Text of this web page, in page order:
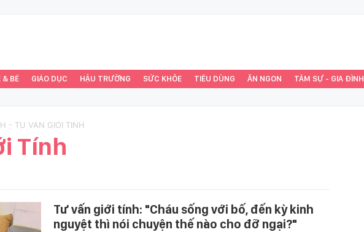
& BÉ GIÁO DỤC HẬU TRƯỜNG SỨC KHỎE TIÊU DÙNG ĂN NGON TÂM SỰ - GIA ĐÌNH
- TU VAN GIOI TINH
Tính
Tư vấn giới tính: "Cháu sống với bố, đến kỳ kinh
nguyệt thì nói chuyện thế nào cho đỡ ngại?"